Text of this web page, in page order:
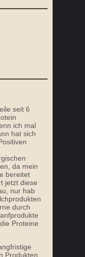
seit 6
ich mal
hat sich
da mein
bereitet
jetzt diese
nur hab
durch
Proteine
Produkten